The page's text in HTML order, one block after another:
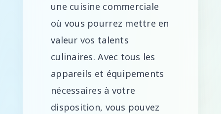
une cuisine commerciale
où vous pourrez mettre en
valeur vos talents
culinaires. Avec tous les
appareils et équipements
nécessaires à votre
disposition, vous pouvez